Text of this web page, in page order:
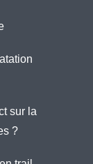
sur la
?